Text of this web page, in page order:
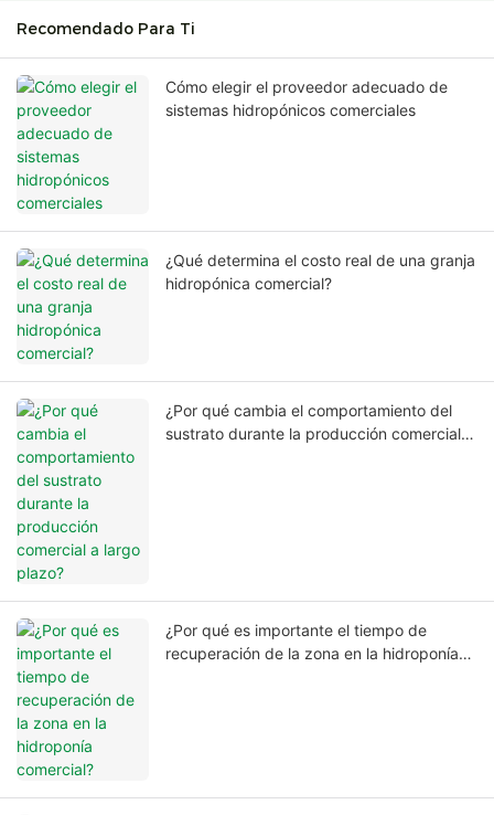
Recomendado Para Ti
Cómo elegir el proveedor adecuado de
sistemas hidropónicos comerciales
¿Qué determina el costo real de una granja
hidropónica comercial?
¿Por qué cambia el comportamiento del
sustrato durante la producción comercial a
¿Por qué es importante el tiempo de
recuperación de la zona en la hidroponía